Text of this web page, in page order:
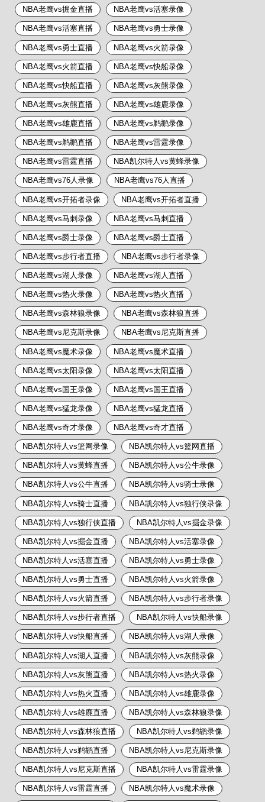
NBA老鹰vs掘金直播 NBA老鹰vs活塞录像
NBA老鹰vs活塞直播 NBA老鹰vs勇士录像
NBA老鹰vs勇士直播 NBA老鹰vs火箭录像
NBA老鹰vs火箭直播 NBA老鹰vs快船录像
NBA老鹰vs快船直播 NBA老鹰vs灰熊录像
NBA老鹰vs灰熊直播 NBA老鹰vs雄鹿录像
NBA老鹰vs雄鹿直播 NBA老鹰vs鹈鹕录像
NBA老鹰vs鹈鹕直播 NBA老鹰vs雷霆录像
NBA老鹰vs雷霆直播 NBA凯尔特人vs黄蜂录像
NBA老鹰vs76人录像 NBA老鹰vs76人直播
NBA老鹰vs开拓者录像 NBA老鹰vs开拓者直播
NBA老鹰vs马刺录像 NBA老鹰vs马刺直播
NBA老鹰vs爵士录像 NBA老鹰vs爵士直播
NBA老鹰vs步行者直播 NBA老鹰vs步行者录像
NBA老鹰vs湖人录像 NBA老鹰vs湖人直播
NBA老鹰vs热火录像 NBA老鹰vs热火直播
NBA老鹰vs森林狼录像 NBA老鹰vs森林狼直播
NBA老鹰vs尼克斯录像 NBA老鹰vs尼克斯直播
NBA老鹰vs魔术录像 NBA老鹰vs魔术直播
NBA老鹰vs太阳录像 NBA老鹰vs太阳直播
NBA老鹰vs国王录像 NBA老鹰vs国王直播
NBA老鹰vs猛龙录像 NBA老鹰vs猛龙直播
NBA老鹰vs奇才录像 NBA老鹰vs奇才直播
NBA凯尔特人vs篮网录像 NBA凯尔特人vs篮网直播
NBA凯尔特人vs黄蜂直播 NBA凯尔特人vs公牛录像
NBA凯尔特人vs公牛直播 NBA凯尔特人vs骑士录像
NBA凯尔特人vs骑士直播 NBA凯尔特人vs独行侠录像
NBA凯尔特人vs独行侠直播 NBA凯尔特人vs掘金录像
NBA凯尔特人vs掘金直播 NBA凯尔特人vs活塞录像
NBA凯尔特人vs活塞直播 NBA凯尔特人vs勇士录像
NBA凯尔特人vs勇士直播 NBA凯尔特人vs火箭录像
NBA凯尔特人vs火箭直播 NBA凯尔特人vs步行者录像
NBA凯尔特人vs步行者直播 NBA凯尔特人vs快船录像
NBA凯尔特人vs快船直播 NBA凯尔特人vs湖人录像
NBA凯尔特人vs湖人直播 NBA凯尔特人vs灰熊录像
NBA凯尔特人vs灰熊直播 NBA凯尔特人vs热火录像
NBA凯尔特人vs热火直播 NBA凯尔特人vs雄鹿录像
NBA凯尔特人vs雄鹿直播 NBA凯尔特人vs森林狼录像
NBA凯尔特人vs森林狼直播 NBA凯尔特人vs鹈鹕录像
NBA凯尔特人vs鹈鹕直播 NBA凯尔特人vs尼克斯录像
NBA凯尔特人vs尼克斯直播 NBA凯尔特人vs雷霆录像
NBA凯尔特人vs雷霆直播 NBA凯尔特人vs魔术录像